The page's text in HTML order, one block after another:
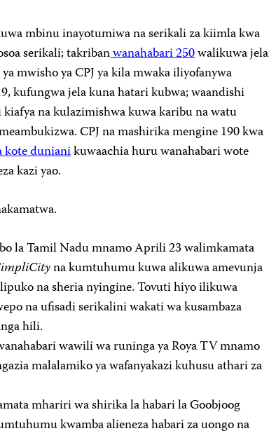
mbinu inayotumiwa na serikali za kiimla kwa
serikali; takribanwanahabari 250walikuwa jela
mwisho ya CPJ ya kila mwaka iliyofanywa
kufungwa jela kuna hatari kubwa; waandishi
na kulazimishwa kuwa karibu na watu
CPJ na mashirika mengine 190 kwa
kote dunianikuwaachia huru wanahabari wote
kazi yao.
la Tamil Nadu mnamo Aprili 23 walimkamata
na kumtuhumu kuwa alikuwa amevunja
na sheria nyingine. Tovuti hiyo ilikuwa
na ufisadi serikalini wakati wa kusambaza
hili.
wawili wa runinga ya Roya TV mnamo
malalamiko ya wafanyakazi kuhusu athari za
mhariri wa shirika la habari la Goobjoog
kwamba alieneza habari za uongo na